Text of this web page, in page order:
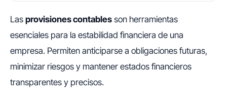
Las provisiones contables son herramientas
esenciales para la estabilidad financiera de una
empresa. Permiten anticiparse a obligaciones futuras,
minimizar riesgos y mantener estados financieros
transparentes y precisos.